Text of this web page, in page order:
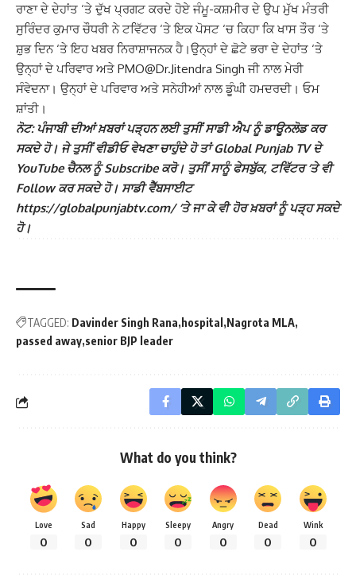
ਰਾਣਾ ਦੇ ਦੇਹਾਂਤ ‘ਤੇ ਦੁੱਖ ਪ੍ਰਗਟ ਕਰਦੇ ਹੋਏ ਜੰਮੂ-ਕਸ਼ਮੀਰ ਦੇ ਉਪ ਮੁੱਖ ਮੰਤਰੀ
ਸੁਰਿੰਦਰ ਕੁਮਾਰ ਚੌਧਰੀ ਨੇ ਟਵਿੱਟਰ ‘ਤੇ ਇਕ ਪੋਸਟ ‘ਚ ਕਿਹਾ ਕਿ ਖਾਸ ਤੌਰ ‘ਤੇ
ਸ਼ੁਭ ਦਿਨ ‘ਤੇ ਇਹ ਖਬਰ ਨਿਰਾਸ਼ਾਜਨਕ ਹੈ।ਉਨ੍ਹਾਂ ਦੇ ਛੋਟੇ ਭਰਾ ਦੇ ਦੇਹਾਂਤ ‘ਤੇ
ਉਨ੍ਹਾਂ ਦੇ ਪਰਿਵਾਰ ਅਤੇ PMO@Dr.Jitendra Singh ਜੀ ਨਾਲ ਮੇਰੀ
ਸੰਵੇਦਨਾ। ਉਨ੍ਹਾਂ ਦੇ ਪਰਿਵਾਰ ਅਤੇ ਸਨੇਹੀਆਂ ਨਾਲ ਡੂੰਘੀ ਹਮਦਰਦੀ। ਓਮ
ਸ਼ਾਂਤੀ।
ਨੋਟ: ਪੰਜਾਬੀ ਦੀਆਂ ਖ਼ਬਰਾਂ ਪੜ੍ਹਨ ਲਈ ਤੁਸੀਂ ਸਾਡੀ ਐਪ ਨੂੰ ਡਾਊਨਲੋਡ ਕਰ
ਸਕਦੇ ਹੋ। ਜੇ ਤੁਸੀਂ ਵੀਡੀਓ ਵੇਖਣਾ ਚਾਹੁੰਦੇ ਹੋ ਤਾਂ Global Punjab TV ਦੇ
YouTube ਚੈਨਲ ਨੂੰ Subscribe ਕਰੋ। ਤੁਸੀਂ ਸਾਨੂੰ ਫੇਸਬੁੱਕ, ਟਵਿੱਟਰ ‘ਤੇ ਵੀ
Follow ਕਰ ਸਕਦੇ ਹੋ। ਸਾਡੀ ਵੈੱਬਸਾਈਟ
https://globalpunjabtv.com/ ‘ਤੇ ਜਾ ਕੇ ਵੀ ਹੋਰ ਖ਼ਬਰਾਂ ਨੂੰ ਪੜ੍ਹ ਸਕਦੇ
ਹੋ।
TAGGED: Davinder Singh Rana hospital Nagrota MLA
passed away senior BJP leader
What do you think?
Love
0
Sad
0
Happy
0
Sleepy
0
Angry
0
Dead
0
Wink
0